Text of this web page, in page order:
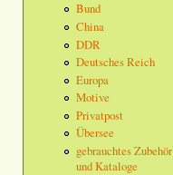
Bund
China
DDR
Deutsches Reich
Europa
Motive
Privatpost
Übersee
gebrauchtes Zubehör
und Kataloge